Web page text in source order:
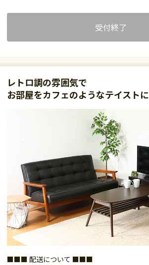
受付終了
レトロ調の雰囲気で
お部屋をカフェのようなテイストに
■■■ 配送について ■■■